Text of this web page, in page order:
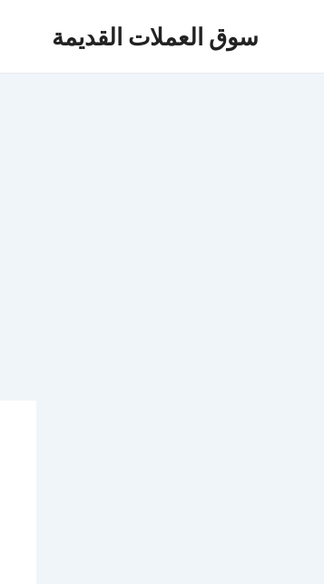
سوق العملات القديمة